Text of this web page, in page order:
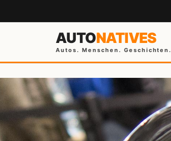
AUTONATIVES
Autos. Menschen. Geschichten.